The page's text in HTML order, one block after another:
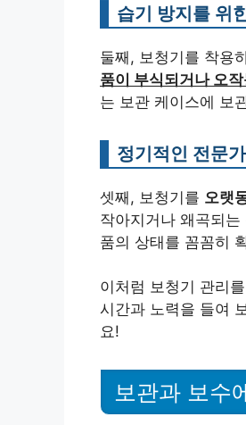
습기 방지를 위
둘째, 보청기를 착용
품이 부식되거나 오
는 보관 케이스에 보
정기적인 전문
셋째, 보청기를 오랫
작아지거나 왜곡되
품의 상태를 꼼꼼히
이처럼 보청기 관리
시간과 노력을 들여
요!
보관과 보수